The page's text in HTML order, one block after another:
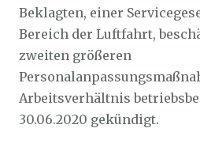
Beklagten, einer
Bereich der Luftfahrt,
zweiten größeren
Arbeitsverhältnis
30.06.2020 gekündigt.